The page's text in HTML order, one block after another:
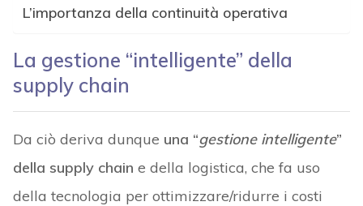
L’importanza della continuità operativa
La gestione “intelligente” della
supply chain
Da ciò deriva dunque una “gestione intelligente”
della supply chain e della logistica, che fa uso
della tecnologia per ottimizzare/ridurre i costi